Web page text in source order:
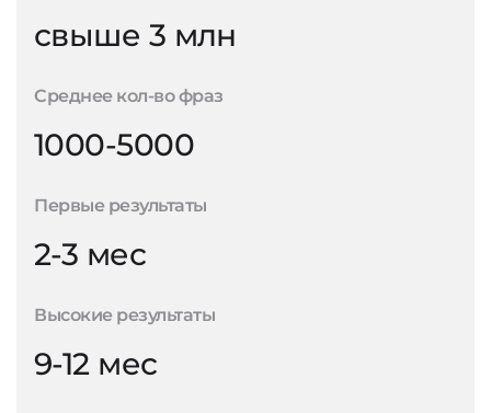
свыше 3 млн
Среднее кол-во фраз
1000-5000
Первые результаты
2-3 мес
Высокие результаты
9-12 мес